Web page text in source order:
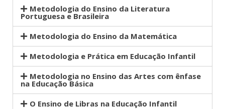
Metodologia do Ensino da Literatura
Portuguesa e Brasileira
Metodologia do Ensino da Matemática
Metodologia e Prática em Educação Infantil
Metodologia no Ensino das Artes com ênfase
na Educação Básica
O Ensino de Libras na Educação Infantil